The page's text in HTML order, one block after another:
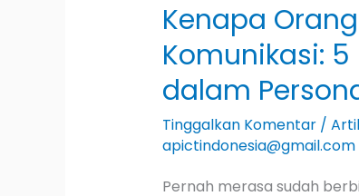
Kenapa
Komunikasi:
dalam
Tinggalkan Komentar /
apictindonesia@gmail.com
Pernah merasa sudah